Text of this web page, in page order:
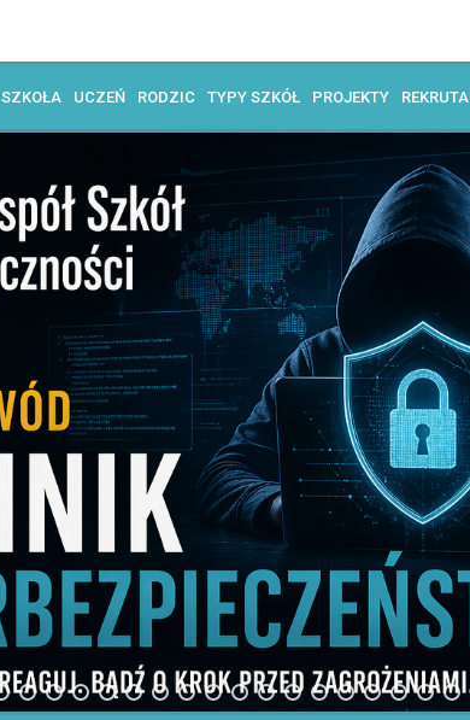
SZKOŁA UCZEŃ RODZIC TYPY SZKÓŁ PROJEKTY